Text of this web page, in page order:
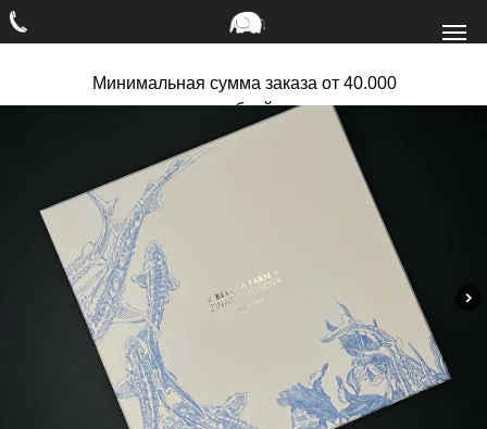
Минимальная сумма заказа от 40.000
рублей